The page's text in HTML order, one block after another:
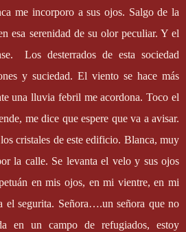
me incorporo a sus ojos. Salgo de la
esa serenidad de su olor peculiar. Y el
Los desterrados de esta sociedad
y suciedad. El viento se hace más
una lluvia febril me acordona. Toco el
me dice que espere que va a avisar.
cristales de este edificio. Blanca, muy
la calle. Se levanta el velo y sus ojos
en mis ojos, en mi vientre, en mi
el segurita. Señora….un señora que no
en un campo de refugiados, estoy